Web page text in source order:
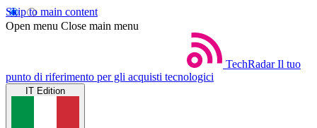
Skip to main content
Open menu Close main menu
TechRadar Il tuo
punto di riferimento per gli acquisti tecnologici
IT Edition